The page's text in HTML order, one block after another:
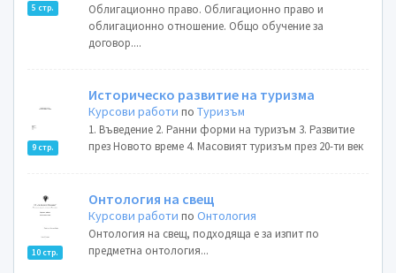
5 стр.
Облигационно право. Облигационно право и
облигационно отношение. Общо обучение за
договор....
9 стр.
Историческо развитие на туризма
Курсови работи поТуризъм
1. Въведение 2. Ранни форми на туризъм 3. Развитие
през Новото време 4. Масовият туризъм през 20-ти век
10 стр.
Онтология на свещ
Курсови работи поОнтология
Онтология на свещ, подходяща е за изпит по
предметна онтология...